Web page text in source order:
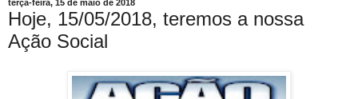
terça-feira, 15 de maio de 2018
Hoje, 15/05/2018, teremos a nossa
Ação Social